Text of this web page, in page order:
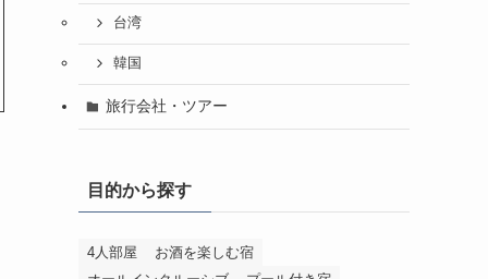
台湾
韓国
旅行会社・ツアー
目的から探す
4人部屋
お酒を楽しむ宿